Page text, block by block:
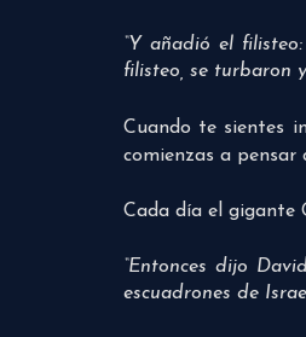
“Y añadió el
filisteo, se turbaron
Cuando te sientes
comienzas a
Cada día el gigante
“Entonces dijo
escuadrones de